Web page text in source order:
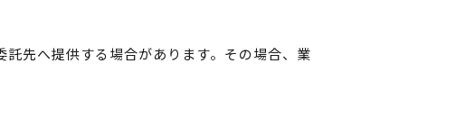
先へ提供する場合があります。その場合、業